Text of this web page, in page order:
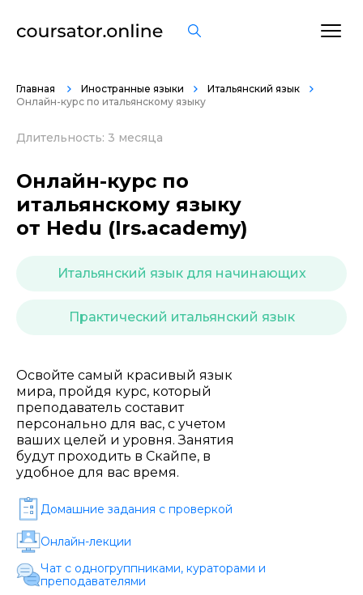
Главная Иностранные языки
Итальянский язык
Онлайн-курс по итальянскому языку
Длительность: 3 месяца
Онлайн-курс по
итальянскому языку
от Hedu (Irs.academy)
Итальянский язык для начинающих
Практический итальянский язык
Освойте самый красивый язык
мира, пройдя курс, который
преподаватель составит
персонально для вас, с учетом
ваших целей и уровня. Занятия
будут проходить в Скайпе, в
удобное для вас время.
Домашние задания c проверкой
Онлайн-лекции
Чат с одногруппниками, кураторами и
преподавателями
Стоимость *
Подача материала *
Программа обучения *
Уровень организации *